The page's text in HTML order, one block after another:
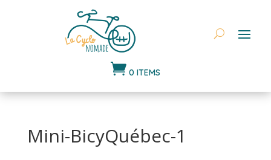
 0 ITEMS
Mini-BicyQuébec-1